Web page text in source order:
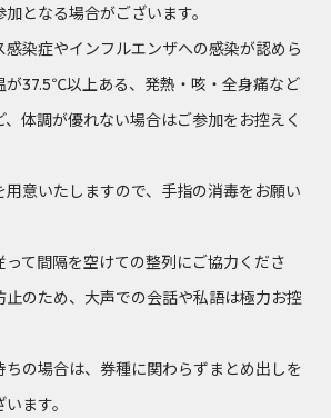
となる場合がございます。
感染症やインフルエンザへの感染が認めら
が37.5℃以上ある、発熱・咳・全身痛など
体調が優れない場合はご参加をお控えく
用意いたしますので、手指の消毒をお願い
って間隔を空けての整列にご協力くださ
止のため、大声での会話や私語は極力お控
ちの場合は、券種に関わらずまとめ出しを
ます。